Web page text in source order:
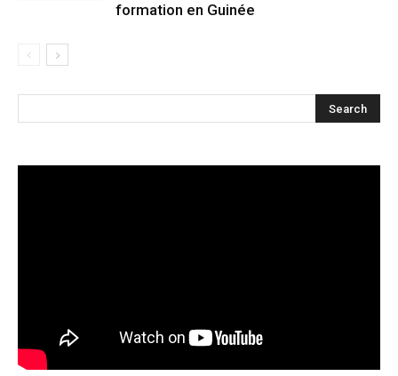
formation en Guinée